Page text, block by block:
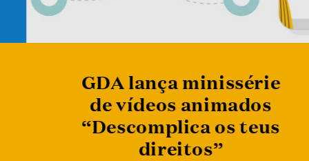
GDA lança minissérie
de vídeos animados
“Descomplica os teus
direitos”